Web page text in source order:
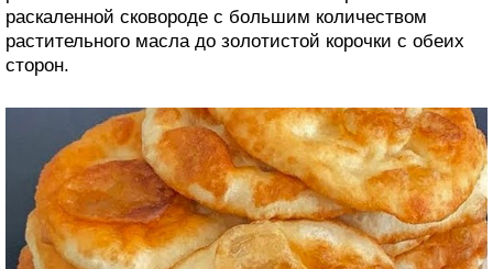
раскаленной сковороде с большим количеством
растительного масла до золотистой корочки с обеих
сторон.